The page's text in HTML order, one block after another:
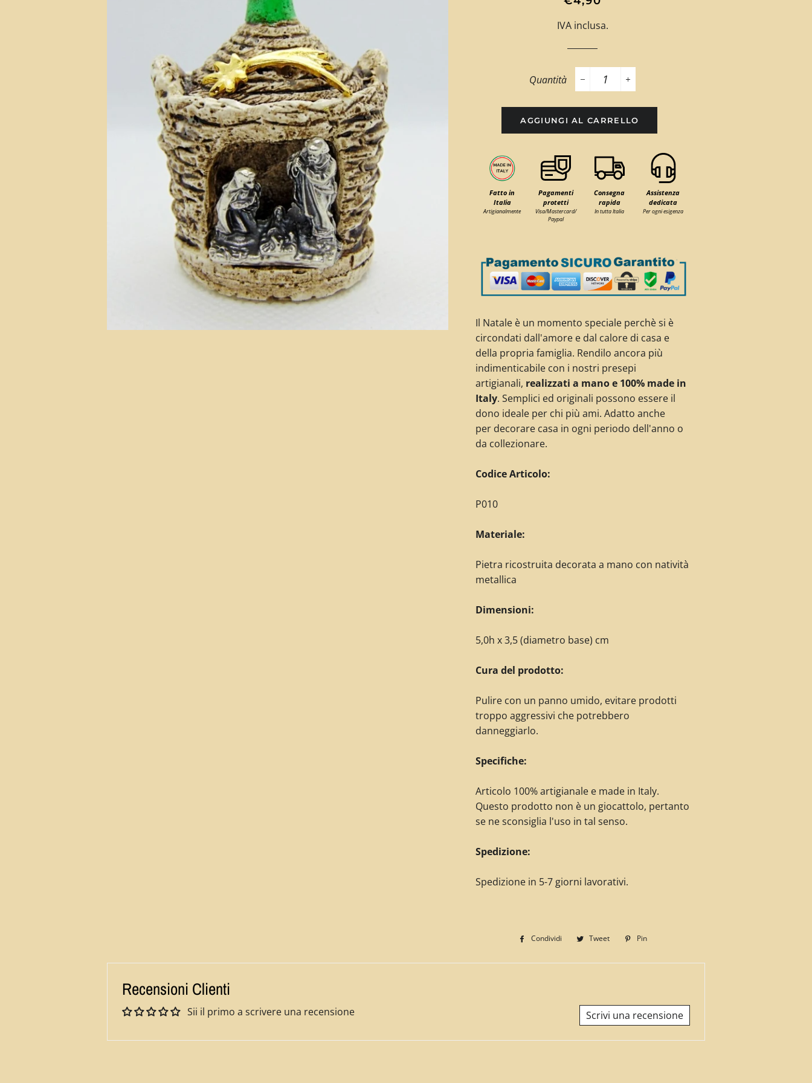
listino
IVA inclusa.
Quantità
−
+
AGGIUNGI AL CARRELLO
Fatto in
Italia
Artigianalmente
Pagamenti
protetti
Visa/Mastercard/
Paypal
Consegna
rapida
In tutta Italia
Assistenza
dedicata
Per ogni esigenza
Il Natale è un momento speciale perchè si è
circondati dall'amore e dal calore di casa e
della propria famiglia. Rendilo ancora più
indimenticabile con i nostri presepi
artigianali, realizzati a mano e 100% made in
Italy. Semplici ed originali possono essere il
dono ideale per chi più ami. Adatto anche
per decorare casa in ogni periodo dell'anno o
da collezionare.
Codice Articolo:
P010
Materiale:
Pietra ricostruita decorata a mano con natività
metallica
Dimensioni:
5,0h x 3,5 (diametro base) cm
Cura del prodotto:
Pulire con un panno umido, evitare prodotti
troppo aggressivi che potrebbero
danneggiarlo.
Specifiche:
Articolo 100% artigianale e made in Italy.
Questo prodotto non è un giocattolo, pertanto
se ne sconsiglia l'uso in tal senso.
Spedizione:
Spedizione in 5-7 giorni lavorativi.
Condividi
Condividi
Facebook
Tweet
Twitta
Twitter
Pin
Pinterest
Recensioni Clienti
Sii il primo a scrivere una recensione Scrivi una recensione